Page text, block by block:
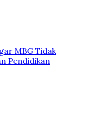
MBG Tidak
Pendidikan